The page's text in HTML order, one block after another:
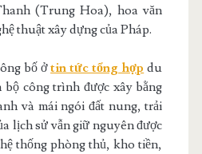
(Trung Hoa), hoa văn
thuật xây dựng của Pháp.
bố ởtin tức tổng hợp du
công trình được xây bằng
và mái ngói đất nung, trải
lịch sử vẫn giữ nguyên được
thống phòng thủ, kho tiền,